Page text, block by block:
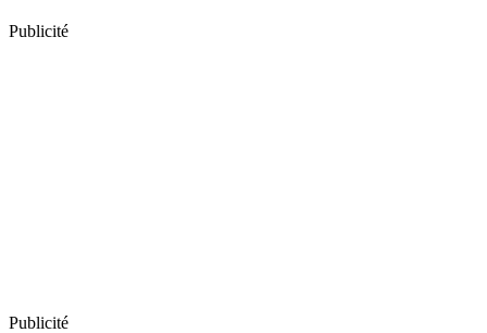
Publicité
Publicité